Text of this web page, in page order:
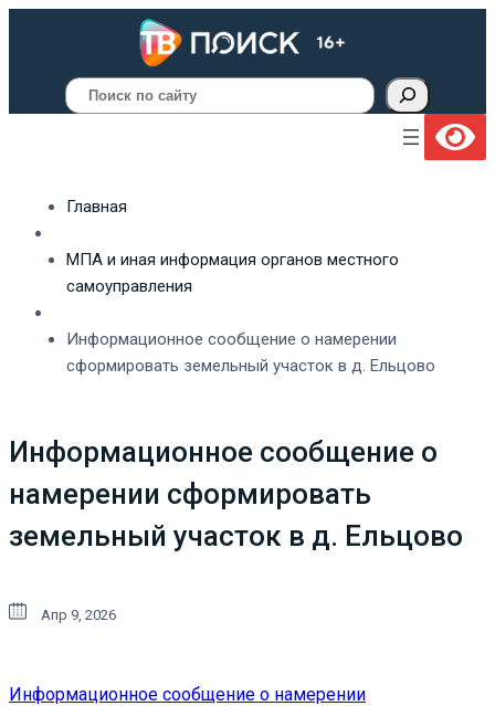
Поиск
Главная
МПА и иная информация органов местного
самоуправления
Информационное сообщение о намерении
сформировать земельный участок в д. Ельцово
Информационное сообщение о
намерении сформировать
земельный участок в д. Ельцово
Апр 9, 2026
Информационное сообщение о намерении